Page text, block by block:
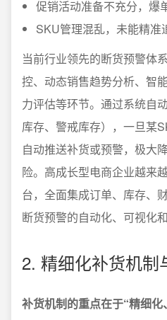
促销活动准备不充分，爆
SKU管理混乱，未能精准
当前行业领先的断货预警体
控、动态销售趋势分析、智
力评估等环节。通过系统自
库存、警戒库存），一旦某
自动推送补货或预警，极大
险。高成长型电商企业越来
台，全面集成订单、库存、
断货预警的自动化、可视化和
2. 精细化补货机制
补货机制的重点在于“精细